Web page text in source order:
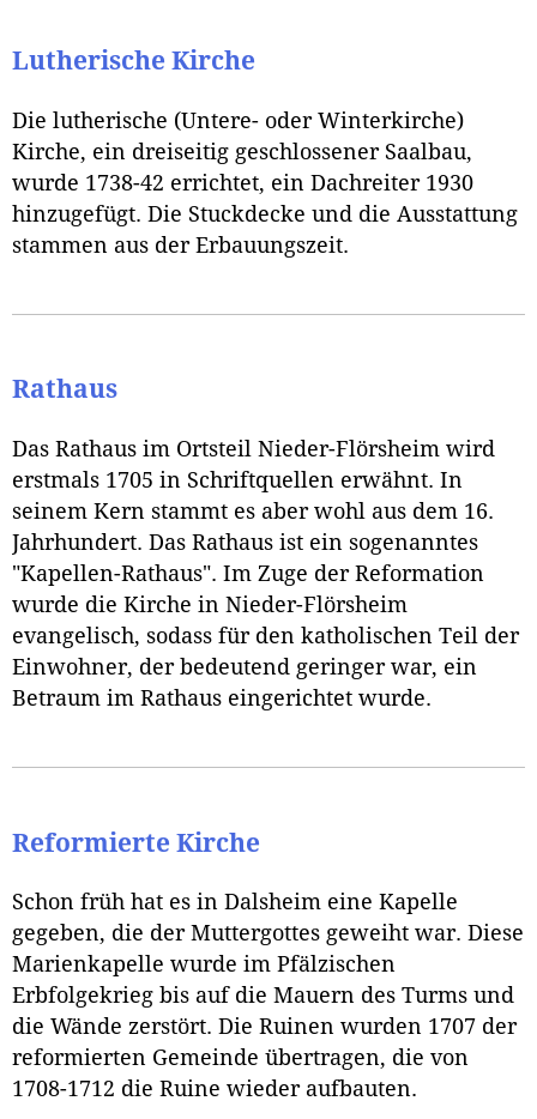
Lutherische Kirche
Die lutherische (Untere- oder Winterkirche)
Kirche, ein dreiseitig geschlossener Saalbau,
wurde 1738-42 errichtet, ein Dachreiter 1930
hinzugefügt. Die Stuckdecke und die Ausstattung
stammen aus der Erbauungszeit.
Rathaus
Das Rathaus im Ortsteil Nieder-Flörsheim wird
erstmals 1705 in Schriftquellen erwähnt. In
seinem Kern stammt es aber wohl aus dem 16.
Jahrhundert. Das Rathaus ist ein sogenanntes
"Kapellen-Rathaus". Im Zuge der Reformation
wurde die Kirche in Nieder-Flörsheim
evangelisch, sodass für den katholischen Teil der
Einwohner, der bedeutend geringer war, ein
Betraum im Rathaus eingerichtet wurde.
Reformierte Kirche
Schon früh hat es in Dalsheim eine Kapelle
gegeben, die der Muttergottes geweiht war. Diese
Marienkapelle wurde im Pfälzischen
Erbfolgekrieg bis auf die Mauern des Turms und
die Wände zerstört. Die Ruinen wurden 1707 der
reformierten Gemeinde übertragen, die von
1708-1712 die Ruine wieder aufbauten.